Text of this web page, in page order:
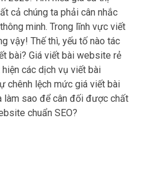
cả chúng ta phải cân nhắc
minh. Trong lĩnh vực viết
vậy! Thế thì, yếu tố nào tác
bài? Giá viết bài website rẻ
các dịch vụ viết bài
chênh lệch mức giá viết bài
làm sao để cân đối được chất
chuẩn SEO?